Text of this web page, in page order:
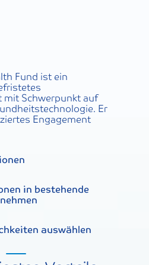
Fund ist ein
Schwerpunkt auf
Er
Engagement
in bestehende
auswählen